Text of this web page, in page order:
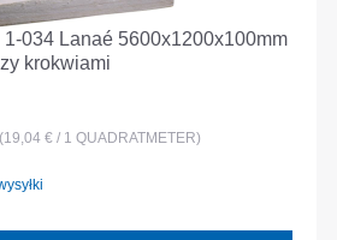
1-034 Lanaé 5600x1200x100mm
krokwiami
(19,04 € / 1 QUADRATMETER)